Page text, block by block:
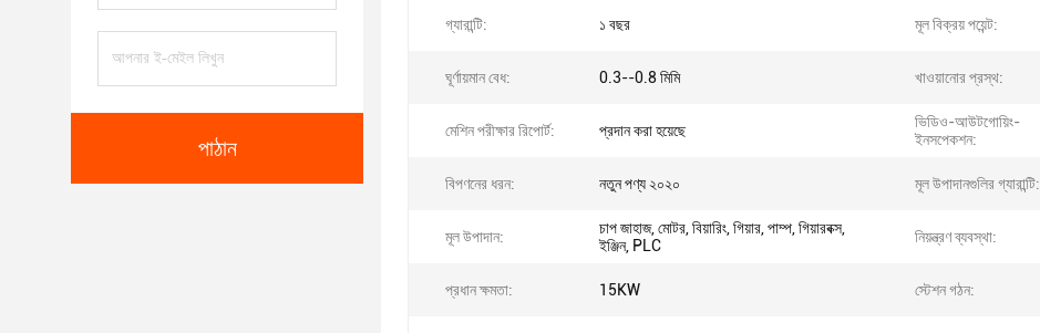
পাঠান
গ্যারান্টি: ১ বছর মূল বিক্রয় পয়েন্ট:
ঘূর্ণায়মান বেধ: 0.3--0.8 মিমি খাওয়ানোর প্রস্থ:
মেশিন পরীক্ষার রিপোর্ট: প্রদান করা হয়েছে
ভিডিও-আউটগোয়িং-
ইনসপেকশন:
বিপণনের ধরন: নতুন পণ্য ২০২০ মূল উপাদানগুলির গ্যারান্টি:
মূল উপাদান:
চাপ জাহাজ, মোটর, বিয়ারিং, গিয়ার, পাম্প, গিয়ারবক্স,
ইঞ্জিন, PLC
নিয়ন্ত্রণ ব্যবস্থা:
প্রধান ক্ষমতা: 15KW স্টেশন গঠন: